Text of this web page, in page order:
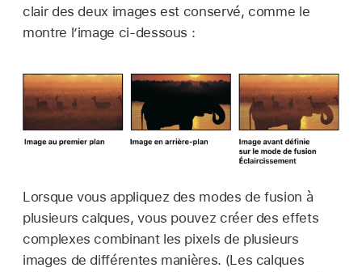
clair des deux images est conservé, comme le
montre l’image ci-dessous :
Lorsque vous appliquez des modes de fusion à
plusieurs calques, vous pouvez créer des effets
complexes combinant les pixels de plusieurs
images de différentes manières. (Les calques